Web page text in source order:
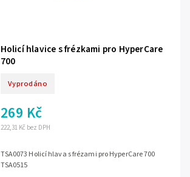
Holicí hlavice s frézkami pro HyperCare
700
Vyprodáno
222,31 Kč bez DPH
269 Kč
TSA0073 Holicí hlava s frézami pro HyperCare 700
TSA0515